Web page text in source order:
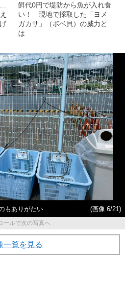
餌代0円で堤防から魚が入れ食
い！ 現地で採取した「ヨメ
ガカサ」（ボベ貝）の威力と
は
もありがたい
(画像 6/21)
ールで次の写真へ
一覧を見る